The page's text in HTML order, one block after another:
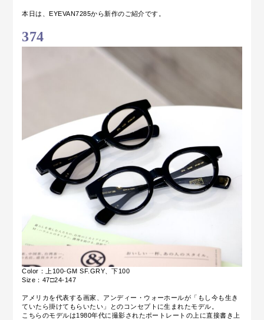
本日は、EYEVAN7285から新作のご紹介です。
374
Color：上100-GM SF.GRY、下100
Size：47□24-147
アメリカを代表する画家、アンディー・ウォーホールが「もし今も生き
ていたら掛けてもらいたい」とのコンセプトに生まれたモデル。
こちらのモデルは1980年代に撮影されたポートレートの上に直接書き上